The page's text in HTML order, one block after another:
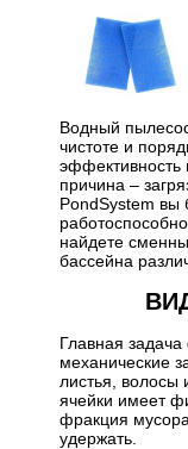
Водный
чистоте и
эффективность
причина –
PondSystem вы
найдете
бассейна
Главная
механические
листья, волосы
ячейки имеет
фракция
удержать.